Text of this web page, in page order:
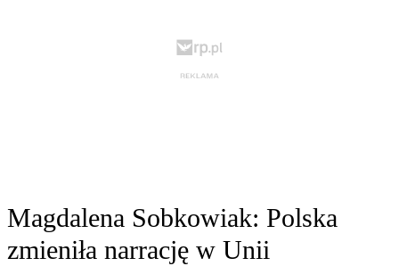
Magdalena Sobkowiak: Polska
zmieniła narrację w Unii